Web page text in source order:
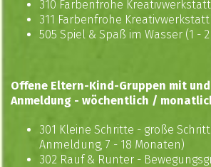
310 Farbenfrohe
311 Farbenfrohe Kreativwerkstatt
505 Spiel & Spaß im Wasser (1 -
Offene Eltern-Kind-Gruppen mit
Anmeldung - wöchentlich /
301 Kleine Schritte - große
Anmeldung, 7 - 18 Monaten)
302 Rauf & Runter -